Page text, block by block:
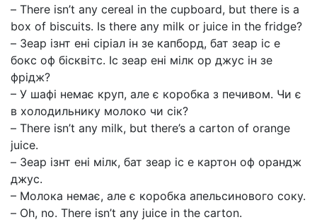
– There isn’t any cereal in the cupboard, but there is a
box of biscuits. Is there any milk or juice in the fridge?
– Зеар ізнт ені сіріал ін зе капборд, бат зеар іс е
бокс оф бісквітс. Іс зеар ені мілк ор джус ін зе
фрідж?
– У шафі немає круп, але є коробка з печивом. Чи є
в холодильнику молоко чи сік?
– There isn’t any milk, but there’s a carton of orange
juice.
– Зеар ізнт ені мілк, бат зеар іс е картон оф орандж
джус.
– Молока немає, але є коробка апельсинового соку.
– Oh, no. There isn’t any juice in the carton.